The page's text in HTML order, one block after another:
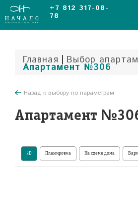
+7 812 317-08-
78
Главная | Выбор
Апартамент №306
Назад к выбору по параметрам
Апартамент
3D Планировка На схеме дома